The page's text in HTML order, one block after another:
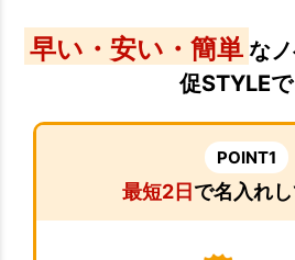
早い・安い・簡単 な
促STYLEで
POINT1
最短2日で名入れし